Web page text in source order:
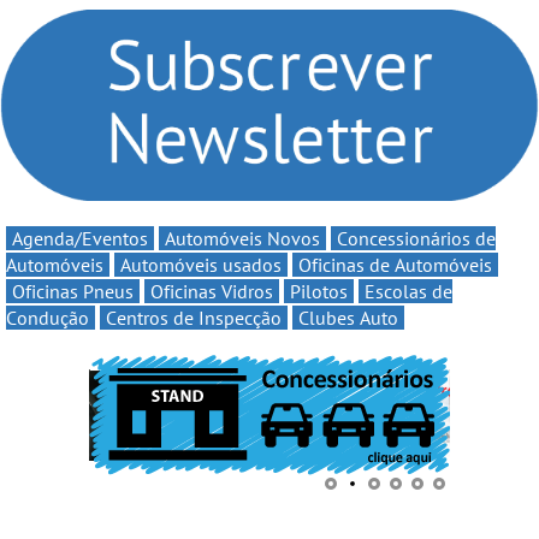
compromisso com o
automobilismo nacional
continua em 2026
Volta” com descontos de
Agenda/Eventos Automóveis Novos
Concessionários de
Automóveis
Automóveis usados
Oficinas de Automóveis
Oficinas Pneus
Oficinas Vidros Pilotos
Escolas de
Condução
Centros de Inspecção Clubes Auto